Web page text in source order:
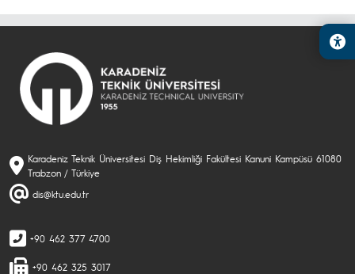
Karadeniz Teknik Üniversitesi Diş Hekimliği Fakültesi Kanuni Kampüsü 61080
Trabzon / Türkiye
dis@ktu.edu.tr
+90 462 377 4700
+90 462 325 3017